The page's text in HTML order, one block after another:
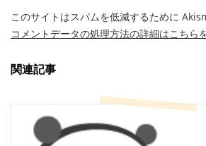
このサイトはスパムを低減するために
コメントデータの処理方法の詳細はこちら
関連記事